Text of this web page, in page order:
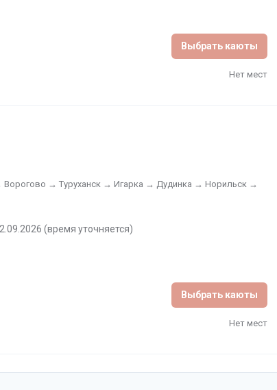
рек мира, между Красноярском и Дудинкой.
Выбрать каюты
Нет мест
→ Туруханск → Игарка → Дудинка → Норильск →
(время уточняется)
Выбрать каюты
Нет мест